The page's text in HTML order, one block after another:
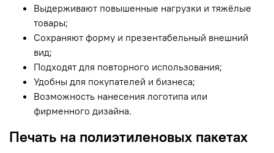
Выдерживают повышенные нагрузки и тяжёлые
товары;
Сохраняют форму и презентабельный внешний
вид;
Подходят для повторного использования;
Удобны для покупателей и бизнеса;
Возможность нанесения логотипа или
фирменного дизайна.
Печать на полиэтиленовых пакетах